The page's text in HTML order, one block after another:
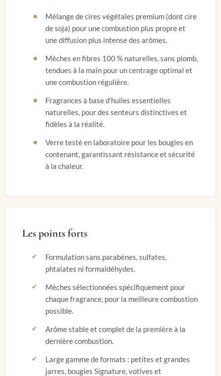
Mélange de cires végétales premium (dont cire
de soja) pour une combustion plus propre et
une diffusion plus intense des arômes.
Mèches en fibres 100 % naturelles, sans plomb,
tendues à la main pour un centrage optimal et
une combustion régulière.
Fragrances à base d’huiles essentielles
naturelles, pour des senteurs distinctives et
fidèles à la réalité.
Verre testé en laboratoire pour les bougies en
contenant, garantissant résistance et sécurité
à la chaleur.
Les points forts
Formulation sans parabènes, sulfates,
phtalates ni formaldéhydes.
Mèches sélectionnées spécifiquement pour
chaque fragrance, pour la meilleure combustion
possible.
Arôme stable et complet de la première à la
dernière combustion.
Large gamme de formats : petites et grandes
jarres, bougies Signature, votives et